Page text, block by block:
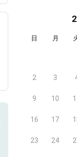
日 月
2 3
9 10
16 17
23 24